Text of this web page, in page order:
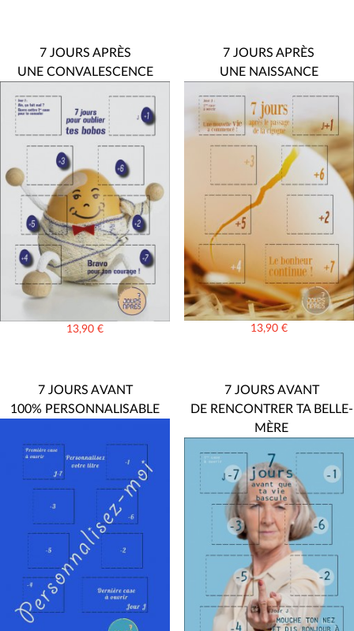
7 JOURS APRÈS
UNE CONVALESCENCE
13,90€
7 JOURS APRÈS
UNE NAISSANCE
13,90 €
7 JOURS AVANT
100% PERSONNALISABLE
7 JOURS AVANT
DE RENCONTRER TA BELLE-
MÈRE